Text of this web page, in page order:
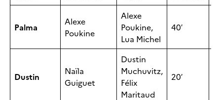
Palma
Alexe
Poukine
Alexe
Poukine,
Lua Michel
40′
Dustin
Naïla
Guiguet
Dustin
Muchuvitz,
Félix
Maritaud
20′